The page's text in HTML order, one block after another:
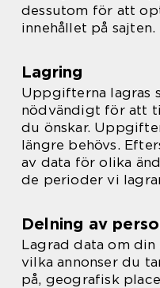
dessutom för att
innehållet på sajten.
Lagring
Uppgifterna lagras
nödvändigt för att
du önskar.
längre behövs.
av data för olika
de perioder vi
Delning av
Lagrad data om din
vilka annonser du
på, geografisk